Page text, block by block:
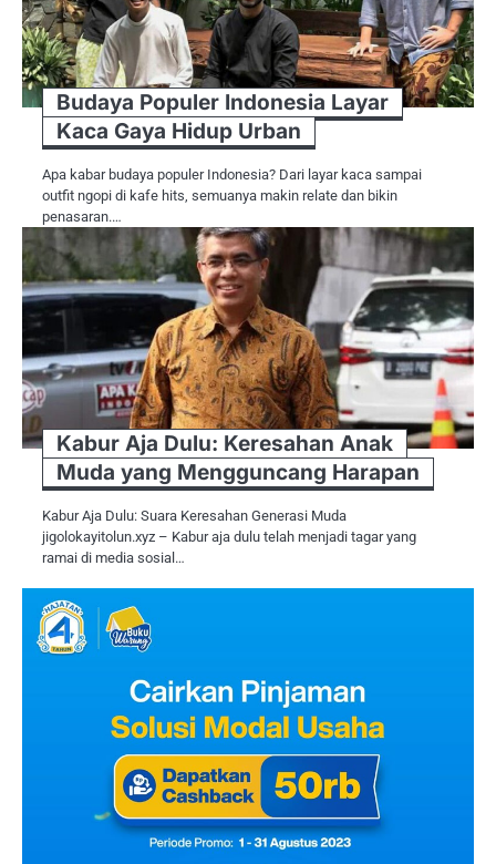
Budaya Populer Indonesia Layar
Kaca Gaya Hidup Urban
Apa kabar budaya populer Indonesia? Dari layar kaca sampai
outfit ngopi di kafe hits, semuanya makin relate dan bikin
penasaran.…
Kabur Aja Dulu: Keresahan Anak
Muda yang Mengguncang Harapan
Kabur Aja Dulu: Suara Keresahan Generasi Muda
jigolokayitolun.xyz – Kabur aja dulu telah menjadi tagar yang
ramai di media sosial…